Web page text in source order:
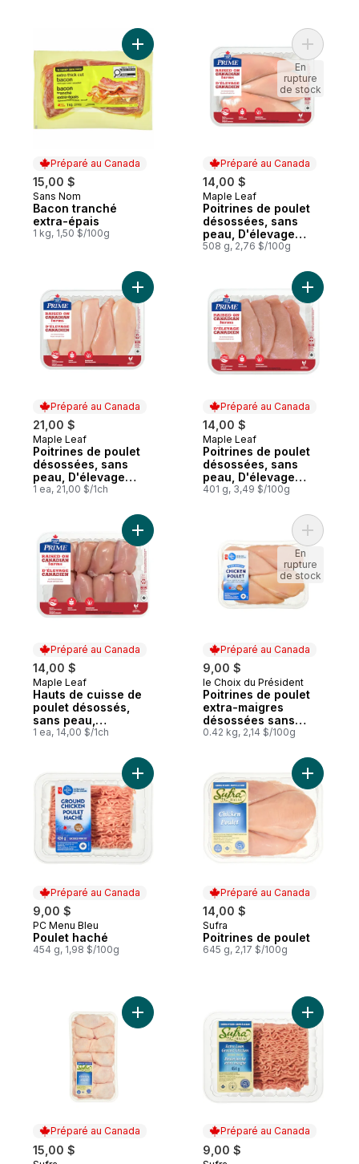
Préparé au Canada
15,00 $
Préparé au Canada
Sans Nom
Bacon tranché
extra-épais
1 kg, 1,50 $/100g
Ajouter Bacon tranché extra-épais au
Préparé au Canada
14,00 $
Préparé au Canada
Maple Leaf
Poitrines de poulet
désossées, sans
peau, D'élevage
canadien
508 g, 2,76 $/100g
Ajouter
En
rupture
de stock
Préparé au Canada
21,00 $
Préparé au Canada
Maple Leaf
Poitrines de poulet
désossées, sans
peau, D'élevage
canadien
1 ea, 21,00 $/1ch
Ajouter Poitrines de poulet désossées,
Préparé au Canada
14,00 $
Préparé au Canada
Maple Leaf
Poitrines de poulet
désossées, sans
peau, D'élevage
canadien
401 g, 3,49 $/100g
Ajouter
Préparé au Canada
14,00 $
Préparé au Canada
Maple Leaf
Hauts de cuisse de
poulet désossés,
sans peau,
D'élevage canadien
1 ea, 14,00 $/1ch
Ajouter Hauts de cuisse de poulet
Préparé au Canada
9,00 $
Préparé au Canada
le Choix du Président
Poitrines de poulet
extra-maigres
désossées sans
peau Menu bleu
0.42 kg, 2,14 $/100g
Ajouter
En
rupture
de stock
Préparé au Canada
9,00 $
Préparé au Canada
PC Menu Bleu
Poulet haché
454 g, 1,98 $/100g
Ajouter Poulet haché au panier
Préparé au Canada
14,00 $
Préparé au Canada
Sufra
Poitrines de poulet
645 g, 2,17 $/100g
Ajouter
Préparé au Canada
15,00 $
Ajouter Hauts de cuisses de poulet avec
Préparé au Canada
9,00 $